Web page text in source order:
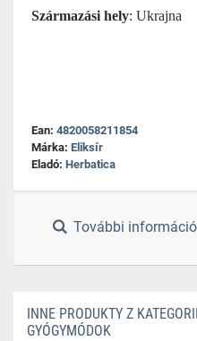
Származási hely: Ukrajna
Ean: 4820058211854
Márka: Eliksír
Eladó: Herbatica
További
INNE PRODUKTY Z
GYÓGYMÓDOK